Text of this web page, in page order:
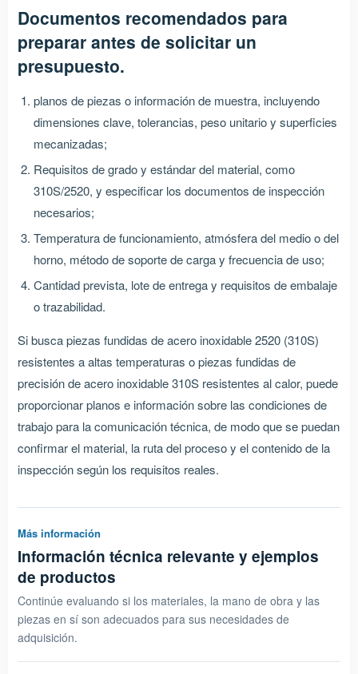
Documentos recomendados para
preparar antes de solicitar un
presupuesto.
planos de piezas o información de muestra, incluyendo
dimensiones clave, tolerancias, peso unitario y superficies
mecanizadas;
Requisitos de grado y estándar del material, como
310S/2520, y especificar los documentos de inspección
necesarios;
Temperatura de funcionamiento, atmósfera del medio o del
horno, método de soporte de carga y frecuencia de uso;
Cantidad prevista, lote de entrega y requisitos de embalaje
o trazabilidad.
Si busca piezas fundidas de acero inoxidable 2520 (310S)
resistentes a altas temperaturas o piezas fundidas de
precisión de acero inoxidable 310S resistentes al calor, puede
proporcionar planos e información sobre las condiciones de
trabajo para la comunicación técnica, de modo que se puedan
confirmar el material, la ruta del proceso y el contenido de la
inspección según los requisitos reales.
Más información
Información técnica relevante y ejemplos
de productos
Continúe evaluando si los materiales, la mano de obra y las
piezas en sí son adecuados para sus necesidades de
adquisición.